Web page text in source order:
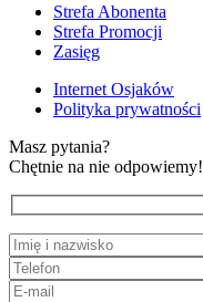
Strefa Abonenta
Strefa Promocji
Zasięg
Internet Osjaków
Polityka prywatności
Masz pytania?
Chętnie na nie odpowiemy!